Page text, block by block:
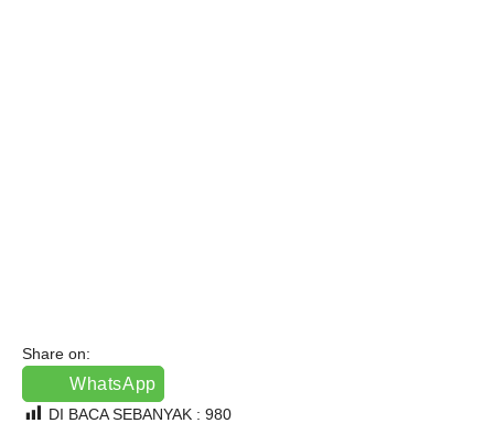
Share on:
WhatsApp
DI BACA SEBANYAK : 980